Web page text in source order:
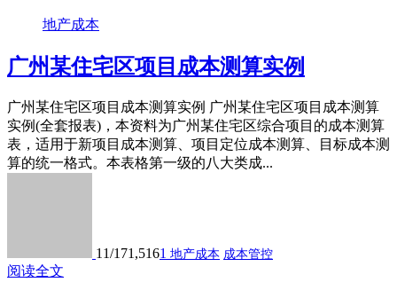
地产成本
广州某住宅区项目成本测算实例
广州某住宅区项目成本测算实例 广州某住宅区项目成本测算
实例(全套报表)，本资料为广州某住宅区综合项目的成本测算
表，适用于新项目成本测算、项目定位成本测算、目标成本测
算的统一格式。本表格第一级的八大类成...
11/171,5161 地产成本 成本管控
阅读全文